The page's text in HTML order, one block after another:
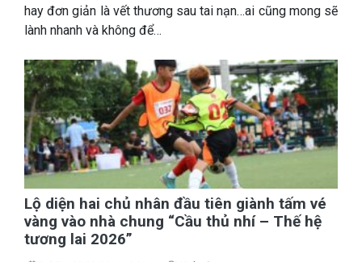
hay đơn giản là vết thương sau tai nạn…ai cũng mong sẽ
lành nhanh và không để…
Lộ diện hai chủ nhân đầu tiên giành tấm vé
vàng vào nhà chung “Cầu thủ nhí – Thế hệ
tương lai 2026”